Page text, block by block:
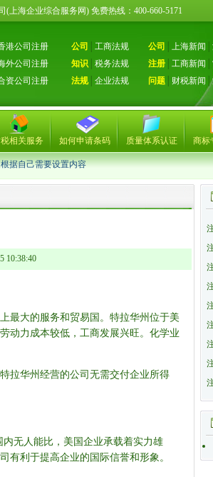
司(上海企业综合服务网) 免费热线：400-660-5171
港公司注册
外公司注册
资公司注册
公司
工商法规
知识
税务法规
法规│ 企业法规
公司 上海新闻
注册
工商新闻
问题
财税新闻 │
相关服务 如何申请条码 质量体系认证 商标
据自己需要设置内容
10:38:40
最大的服务和贸易国。特拉华州位于美
动力成本较低，工商发展兴旺。化学业
拉华州经营的公司无需交付企业所得
无人能比，美国企业承载着实力雄
有利于提高企业的国际信誉和形象。